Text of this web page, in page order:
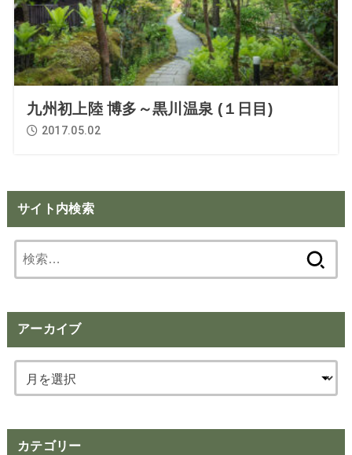
九州初上陸 博多～黒川温泉 (１日目)
2017.05.02
サイト内検索
索:
アーカイブ
カテゴリー